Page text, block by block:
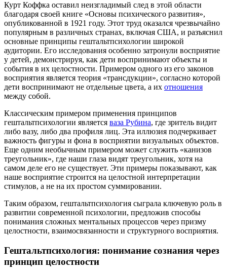
Курт Коффка оставил неизгладимый след в этой области
благодаря своей книге «Основы психического развития»,
опубликованной в 1921 году. Этот труд оказался чрезвычайно
популярным в различных странах, включая США, и разъяснил
основные принципы гештальтпсихологии широкой
аудитории. Его исследования особенно затронули восприятие
у детей, демонстрируя, как дети воспринимают объекты и
события в их целостности. Примером одного из его законов
восприятия является теория «трансдукции», согласно которой
дети воспринимают не отдельные цвета, а их отношения
между собой.
Классическим примером применения принципов
гештальтпсихологии является вазa Рубина, где зритель видит
либо вазу, либо два профиля лиц. Эта иллюзия подчеркивает
важность фигуры и фона в восприятии визуальных объектов.
Еще одним необычным примером может служить «канизов
треугольник», где наши глаза видят треугольник, хотя на
самом деле его не существует. Эти примеры показывают, как
наше восприятие строится на целостной интерпретации
стимулов, а не на их простом суммировании.
Таким образом, гештальтпсихология сыграла ключевую роль в
развитии современной психологии, предложив способы
понимания сложных ментальных процессов через призму
целостности, взаимосвязанности и структурного восприятия.
Гештальтпсихология: понимание сознания через
принцип целостности